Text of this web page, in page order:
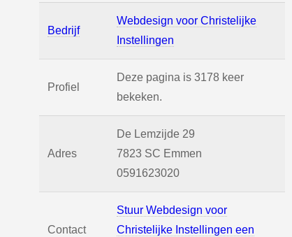
Bedrijf
Webdesign voor Christelijke
Instellingen
Profiel
Deze pagina is 3178 keer
bekeken.
Adres
De Lemzijde 29
7823 SC Emmen
0591623020
Contact
Stuur Webdesign voor
Christelijke Instellingen een